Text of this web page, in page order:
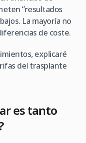
“resultados
La mayoría no
de coste.
explicaré
del trasplante
es tanto